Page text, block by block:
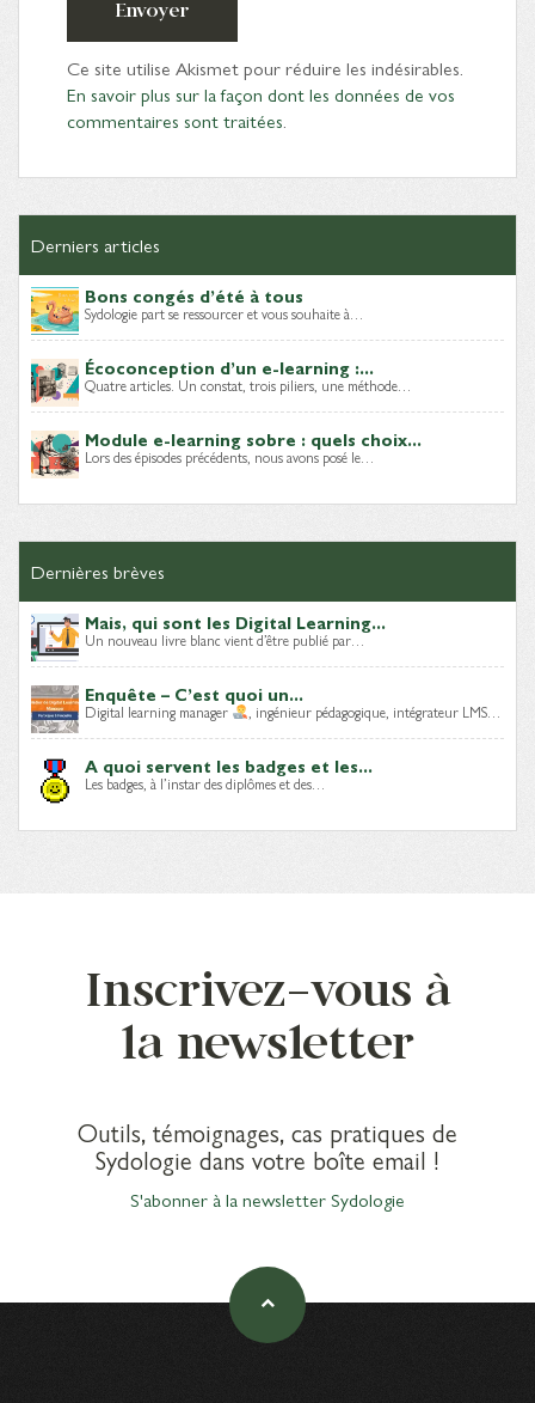
Envoyer
Ce site utilise Akismet pour réduire les indésirables.
En savoir plus sur la façon dont les données de vos
commentaires sont traitées.
Derniers articles
Bons congés d’été à tous
Sydologie part se ressourcer et vous souhaite à…
Écoconception d’un e-learning :...
Quatre articles. Un constat, trois piliers, une méthode…
Module e-learning sobre : quels choix...
Lors des épisodes précédents, nous avons posé le…
Dernières brèves
Mais, qui sont les Digital Learning...
Un nouveau livre blanc vient d’être publié par…
Enquête – C’est quoi un...
Digital learning manager , ingénieur pédagogique, intégrateur LMS…
A quoi servent les badges et les...
Les badges, à l’instar des diplômes et des…
Inscrivez-vous à
la newsletter
Outils, témoignages, cas pratiques de
Sydologie dans votre boîte email !
S'abonner à la newsletter Sydologie